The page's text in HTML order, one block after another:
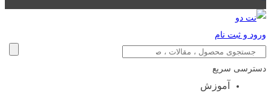
ورود و ثبت نام
دسترسی سریع
آموزش